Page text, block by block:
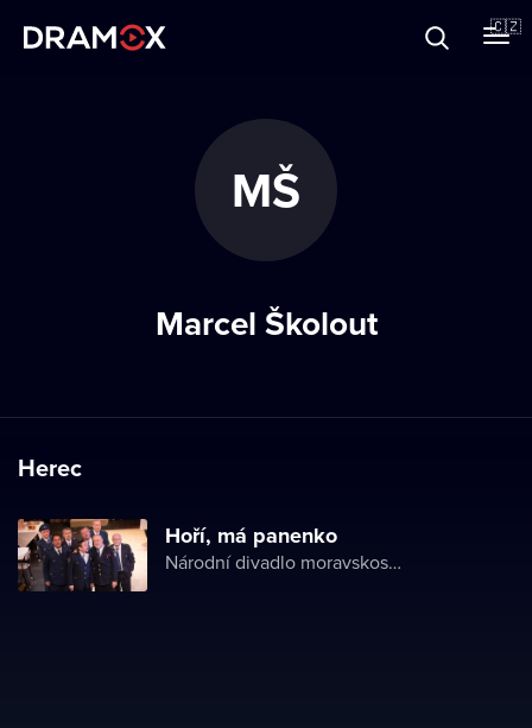
🇨🇿
MŠ
Marcel Školout
Herec
Hoří, má panenko
Národní divadlo moravskoslezské